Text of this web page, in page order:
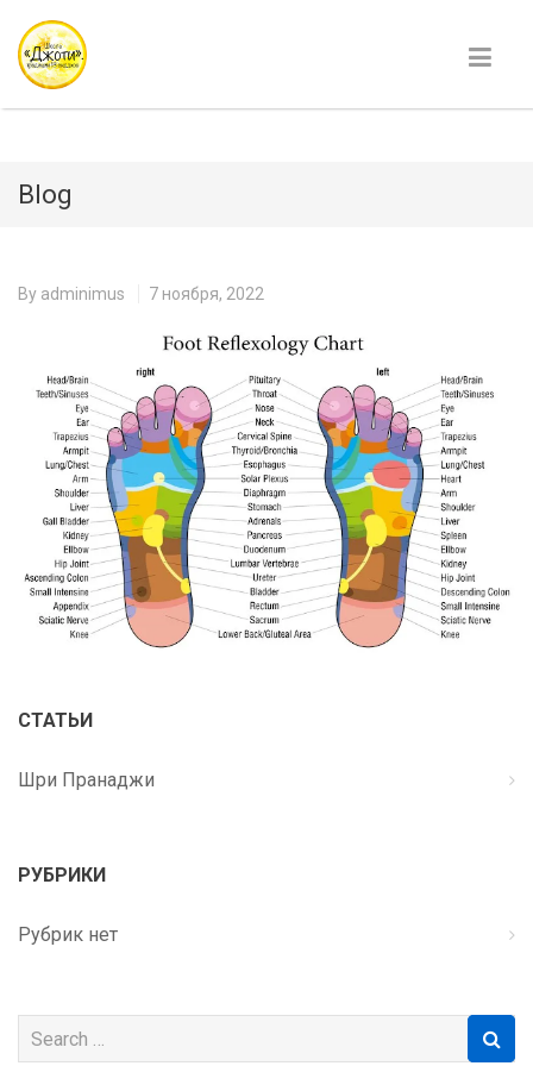
Blog
By adminimus 7 ноября, 2022
СТАТЬИ
Шри Пранаджи
РУБРИКИ
Рубрик нет